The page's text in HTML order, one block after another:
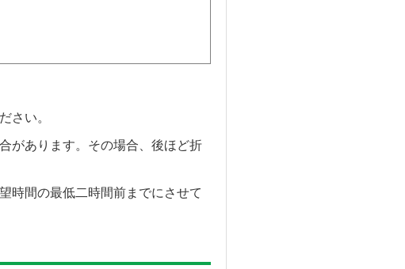
さい。
があります。その場合、後ほど折
時間の最低二時間前までにさせて